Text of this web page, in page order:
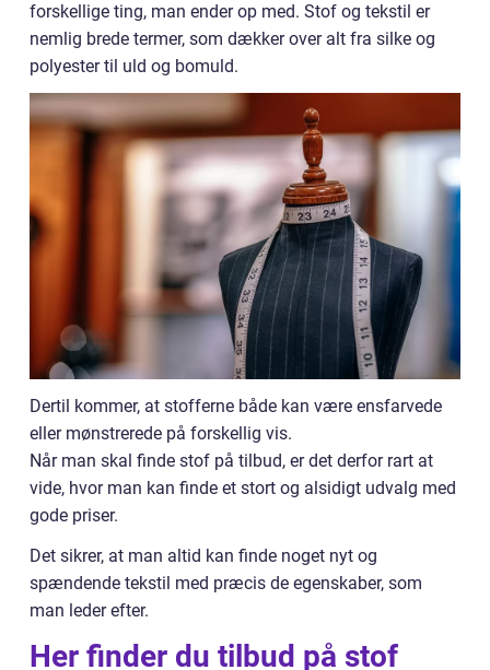
forskellige ting, man ender op med. Stof og tekstil er
nemlig brede termer, som dækker over alt fra silke og
polyester til uld og bomuld.
Dertil kommer, at stofferne både kan være ensfarvede
eller mønstrerede på forskellig vis.
Når man skal finde stof på tilbud, er det derfor rart at
vide, hvor man kan finde et stort og alsidigt udvalg med
gode priser.
Det sikrer, at man altid kan finde noget nyt og
spændende tekstil med præcis de egenskaber, som
man leder efter.
Her finder du tilbud på stof